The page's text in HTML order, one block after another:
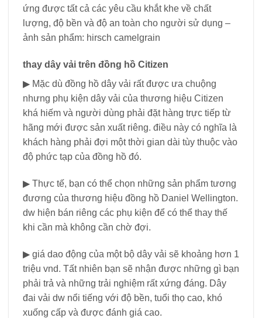
ứng được tất cả các yêu cầu khắt khe về chất
lượng, độ bền và độ an toàn cho người sử dụng –
ảnh sản phẩm: hirsch camelgrain
thay dây vải trên đồng hồ Citizen
▶ Mặc dù đồng hồ dây vải rất được ưa chuộng
nhưng phụ kiện dây vải của thương hiệu Citizen
khá hiếm và người dùng phải đặt hàng trực tiếp từ
hãng mới được sản xuất riêng. điều này có nghĩa là
khách hàng phải đợi một thời gian dài tùy thuộc vào
độ phức tạp của đồng hồ đó.
▶ Thực tế, bạn có thể chọn những sản phẩm tương
đương của thương hiệu đồng hồ Daniel Wellington.
dw hiện bán riêng các phụ kiện để có thể thay thế
khi cần mà không cần chờ đợi.
▶ giá dao động của một bộ dây vải sẽ khoảng hơn 1
triệu vnd. Tất nhiên bạn sẽ nhận được những gì bạn
phải trả và những trải nghiệm rất xứng đáng. Dây
đai vải dw nổi tiếng với độ bền, tuổi thọ cao, khó
xuống cấp và được đánh giá cao.